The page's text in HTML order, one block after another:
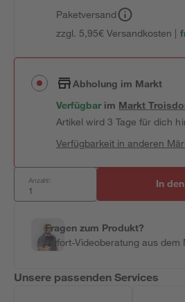
Paketversand
zzgl. 5,95€ Versandkosten |
Abholung im Markt
Verfügbar im Markt
Artikel wird 3 Tage für dich
Verfügbarkeit in anderen
Anzahl: In
Fragen zum Produkt?
Sofort-Videoberatung aus dem
Unsere passenden Services